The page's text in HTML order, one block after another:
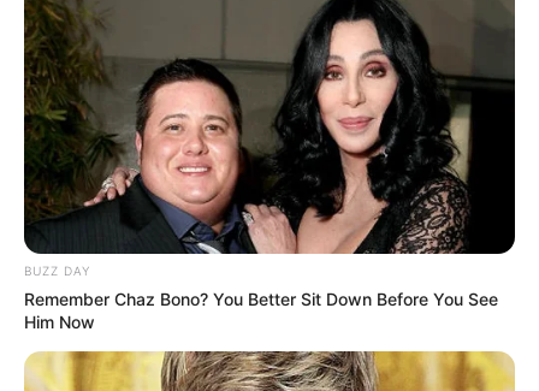
BUZZ DAY
Remember Chaz Bono? You Better Sit Down Before You See
Him Now